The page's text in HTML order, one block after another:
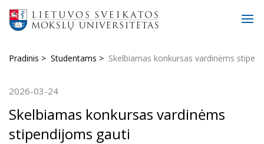
Pradinis Studentams Skelbiamas konkursas vardinėms
2026-03-24
Skelbiamas konkursas vardinėms
stipendijoms gauti